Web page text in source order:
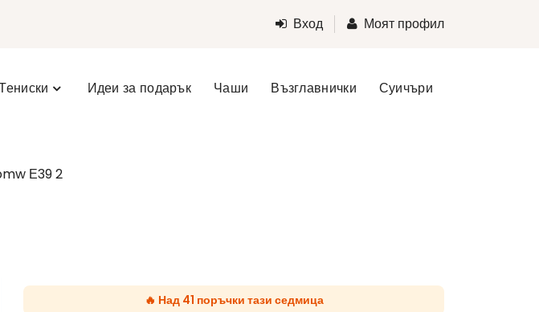
Вход Моят профил
Идеи за подарък Чаши Възглавнички Суичъри
Е39 2
🔥 Над 41 поръчки тази седмица